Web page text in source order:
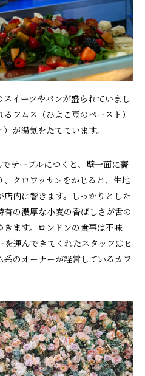
イーツやパンが盛られていまし
フムス（ひよこ豆のペースト）
が湯気をたてています。
テーブルにつくと、壁一面に薔
クロワッサンをかじると、生地
内に響きます。しっかりとした
の濃厚な小麦の香ばしさが舌の
ます。ロンドンの食事は不味
運んできてくれたスタッフはヒ
のオーナーが経営しているカフ